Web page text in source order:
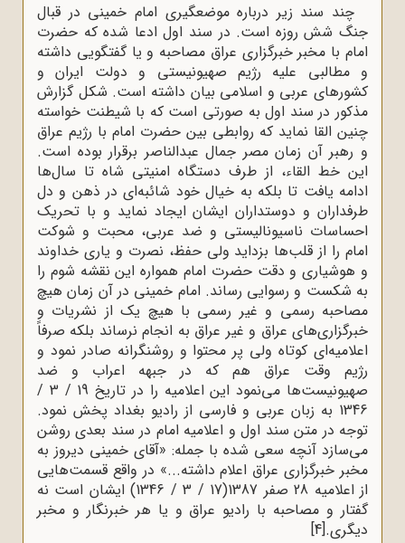
چند سند زیر درباره موضعگیری امام خمینی در قبال
جنگ شش روزه است. در سند اول ادعا شده که حضرت
امام با مخبر خبرگزاری عراق مصاحبه و یا گفتگویی داشته
و مطالبی علیه رژیم صهیونیستی و دولت ایران و
کشورهای عربی و اسلامی بیان داشته است. شکل گزارش
مذکور در سند اول به صورتی است که با شیطنت خواسته
چنین القا نماید که روابطی بین حضرت امام با رژیم عراق
و رهبر آن زمان مصر جمال عبدالناصر برقرار بوده است.
این خط القاء، از طرف دستگاه امنیتی شاه تا سال‌ها
ادامه یافت تا بلکه به خیال خود شائبه‌ای در ذهن و دل
طرفداران و دوستداران ایشان ایجاد نماید و با تحریک
احساسات ناسیونالیستی و ضد عربی، محبت و شوکت
امام را از قلب‌ها بزداید ولی حفظ، نصرت و یاری خداوند
و هوشیاری و دقت حضرت امام همواره این نقشه شوم را
به شکست و رسوایی رساند. امام خمینی در آن زمان هیچ
مصاحبه رسمی و غیر رسمی با هیچ یک از نشریات و
خبرگزاری‌های عراق و غیر عراق به انجام نرساند بلکه صرفاً
اعلامیه‌ای کوتاه ولی پر محتوا و روشنگرانه صادر نمود و
رژیم وقت عراق هم که در جبهه اعراب و ضد
صهیونیست‌ها می‌نمود این اعلامیه را در تاریخ 19 / 3 /
1346 به زبان عربی و فارسی از رادیو بغداد پخش نمود.
توجه در متن سند اول و اعلامیه امام در سند بعدی روشن
می‌سازد آنچه سعی شده با جمله: «آقای خمینی دیروز به
مخبر خبرگزاری عراق اعلام داشته...» در واقع قسمت‌هایی
از اعلامیه 28 صفر 1387(17 / 3 / 1346) ایشان است نه
گفتار و مصاحبه با رادیو عراق و یا هر خبرنگار و مخبر
دیگری.[4]